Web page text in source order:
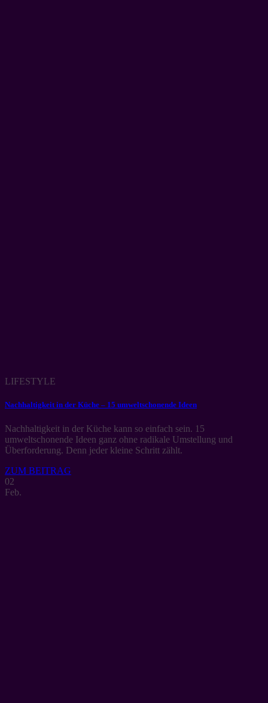
LIFESTYLE
Nachhaltigkeit in der Küche – 15 umweltschonende Ideen
Nachhaltigkeit in der Küche kann so einfach sein. 15
umweltschonende Ideen ganz ohne radikale Umstellung und
Überforderung. Denn jeder kleine Schritt zählt.
ZUM BEITRAG
02
Feb.